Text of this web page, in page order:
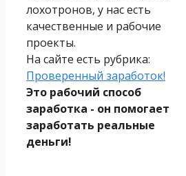
лохотронов, у нас есть
качественные и рабочие
проекты.
На сайте есть рубрика:
Проверенный заработок!
Это рабочий способ
заработка - он помогает
заработать реальные
деньги!